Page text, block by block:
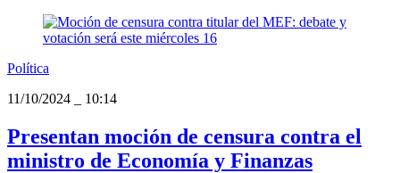
Política
11/10/2024
10:14
Presentan moción de censura contra el
ministro de Economía y Finanzas